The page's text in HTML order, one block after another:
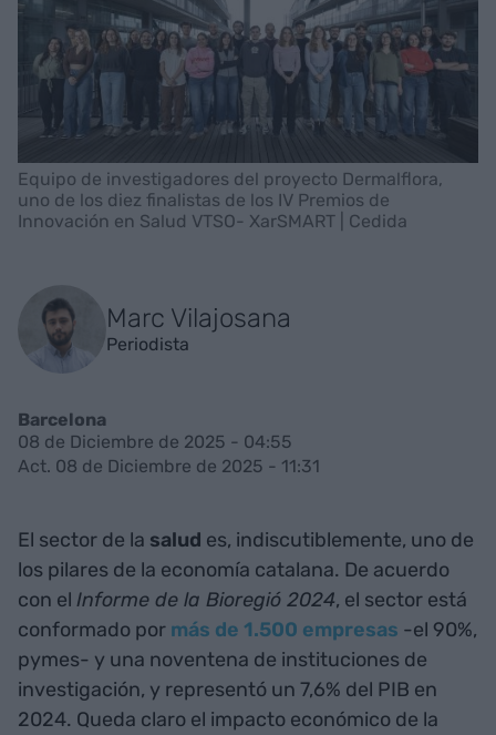
Equipo de investigadores del proyecto Dermalflora,
uno de los diez finalistas de los IV Premios de
Innovación en Salud VTSO- XarSMART | Cedida
Marc Vilajosana
Periodista
Barcelona
08 de Diciembre de 2025 - 04:55
Act. 08 de Diciembre de 2025 - 11:31
El sector de la salud es, indiscutiblemente, uno de
los pilares de la economía catalana. De acuerdo
con el Informe de la Bioregió 2024, el sector está
conformado por más de 1.500 empresas -el 90%,
pymes- y una noventena de instituciones de
investigación, y representó un 7,6% del PIB en
2024. Queda claro el impacto económico de la